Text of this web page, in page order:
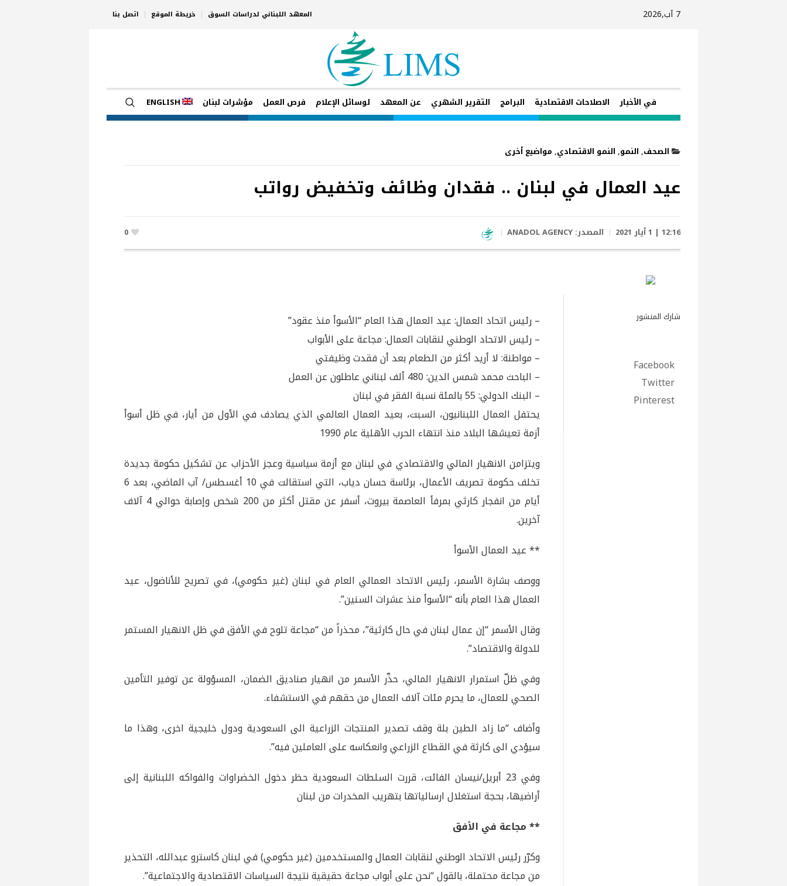
المعهد اللبناني لدراسات السوق خريطة الموقع اتصل بنا 7 آب,2026
في الأخبار الاصلاحات الاقتصادية البرامج التقرير الشهري عن المعهد لوسائل الإعلام فرص العمل مؤشرات لبنان ENGLISH
الصحف, النمو, النمو الاقتصادي, مواضيع أخرى
عيد العمال في لبنان .. فقدان وظائف وتخفيض رواتب
12:16 | 1 أيار 2021 المصدر: ANADOL AGENCY
0
شارك المنشور
Facebook
Twitter
Pinterest
– رئيس اتحاد العمال: عيد العمال هذا العام “الأسوأ منذ عقود”
– رئيس الاتحاد الوطني لنقابات العمال: مجاعة على الأبواب
– مواطنة: لا أريد أكثر من الطعام بعد أن فقدت وظيفتي
– الباحث محمد شمس الدين: 480 ألف لبناني عاطلون عن العمل
– البنك الدولي: 55 بالمئة نسبة الفقر في لبنان
يحتفل العمال اللبنانيون، السبت، بعيد العمال العالمي الذي يصادف في الأول من أيار، في ظل أسوأ
أزمة تعيشها البلاد منذ انتهاء الحرب الأهلية عام 1990
ويتزامن الانهيار المالي والاقتصادي في لبنان مع أزمة سياسية وعجز الأحزاب عن تشكيل حكومة جديدة
تخلف حكومة تصريف الأعمال، برئاسة حسان دياب، التي استقالت في 10 أغسطس/ آب الماضي، بعد 6
أيام من انفجار كارثي بمرفأ العاصمة بيروت، أسفر عن مقتل أكثر من 200 شخص وإصابة حوالي 4 آلاف
آخرين.
** عيد العمال الأسوأ
ووصف بشارة الأسمر، رئيس الاتحاد العمالي العام في لبنان (غير حكومي)، في تصريح للأناضول، عيد
العمال هذا العام بأنه “الأسوأ منذ عشرات السنين”.
وقال الأسمر “إن عمال لبنان في حال كارثية”، محذراً من “مجاعة تلوح في الأفق في ظل الانهيار المستمر
للدولة والاقتصاد”.
وفي ظلّ استمرار الانهيار المالي، حذّر الأسمر من انهيار صناديق الضمان، المسؤولة عن توفير التأمين
الصحي للعمال، ما يحرم مئات آلاف العمال من حقهم في الاستشفاء.
وأضاف “ما زاد الطين بلة وقف تصدير المنتجات الزراعية الى السعودية ودول خليجية اخرى، وهذا ما
سيؤدي الى كارثة في القطاع الزراعي وانعكاسه على العاملين فيه”.
وفي 23 أبريل/نيسان الفائت، قررت السلطات السعودية حظر دخول الخضراوات والفواكه اللبنانية إلى
أراضيها، بحجة استغلال ارسالياتها بتهريب المخدرات من لبنان
** مجاعة في الأفق
وكرّر رئيس الاتحاد الوطني لنقابات العمال والمستخدمين (غير حكومي) في لبنان كاسترو عبدالله، التحذير
من مجاعة محتملة، بالقول “نحن على أبواب مجاعة حقيقية نتيجة السياسات الاقتصادية والاجتماعية”.